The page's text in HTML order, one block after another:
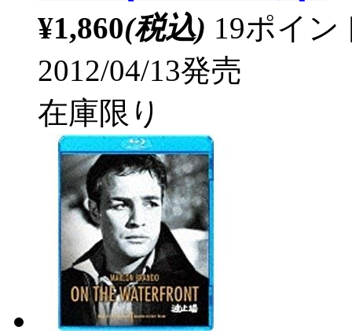
¥1,860(税込) 19ポイ
2012/04/13発売
在庫限り